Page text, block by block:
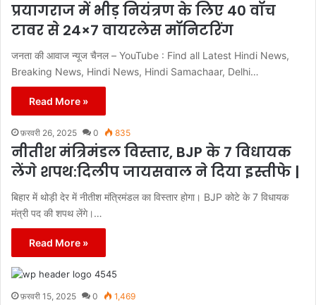
प्रयागराज में भीड़ नियंत्रण के लिए 40 वॉच
टावर से 24×7 वायरलेस मॉनिटरिंग
जनता की आवाज न्यूज चैनल – YouTube : Find all Latest Hindi News,
Breaking News, Hindi News, Hindi Samachaar, Delhi…
Read More »
फ़रवरी 26, 2025 0 835
नीतीश मंत्रिमंडल विस्तार, BJP के 7 विधायक
लेंगे शपथ:दिलीप जायसवाल ने दिया इस्तीफे |
बिहार में थोड़ी देर में नीतीश मंत्रिमंडल का विस्तार होगा। ‌BJP कोटे के 7 विधायक
मंत्री पद की शपथ लेंगे।…
Read More »
फ़रवरी 15, 2025 0 1,469